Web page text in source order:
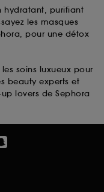
hydratant, purifiant
les masques
pour une détox
soins luxueux pour
beauty experts et
lovers de Sephora